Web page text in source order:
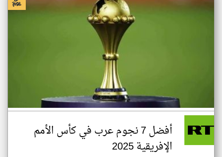
أفضل 7 نجوم عرب في كأس الأمم
الإفريقية 2025